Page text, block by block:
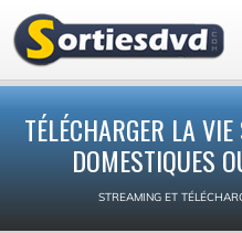
TÉLÉCHARGER LA
DOMESTIQUES
STREAMING ET